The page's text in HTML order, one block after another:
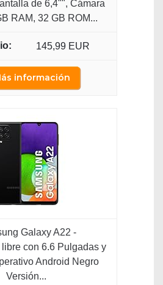
de 6,4"", Cámara
RAM, 32 GB ROM...
145,99 EUR
información
Galaxy A22 -
con 6.6 Pulgadas y
Android Negro
Versión...